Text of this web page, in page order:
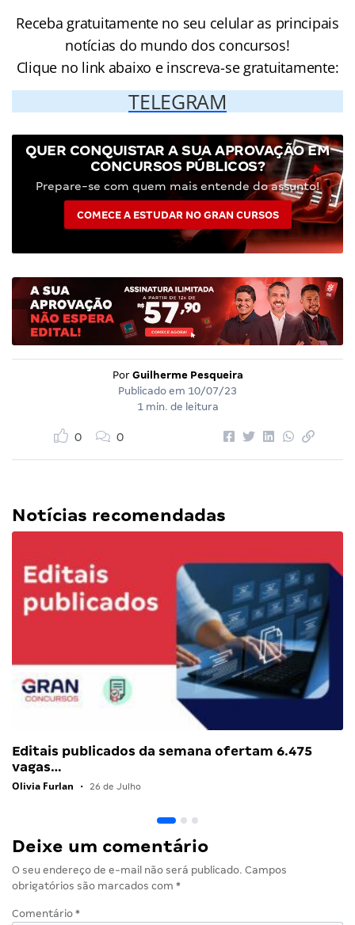
Receba gratuitamente no seu celular as principais
notícias do mundo dos concursos!
Clique no link abaixo e inscreva-se gratuitamente:
TELEGRAM
QUER CONQUISTAR A SUA APROVAÇÃO EM
CONCURSOS PÚBLICOS?
Prepare-se com quem mais entende do assunto!
COMECE A ESTUDAR NO GRAN CURSOS
Por Guilherme Pesqueira
Publicado em 10/07/23
1 min. de leitura
0 0
Notícias recomendadas
Editais publicados da semana ofertam 6.475
vagas…
Olivia Furlan • 26 de Julho
Deixe um comentário
O seu endereço de e-mail não será publicado. Campos
obrigatórios são marcados com *
Comentário *